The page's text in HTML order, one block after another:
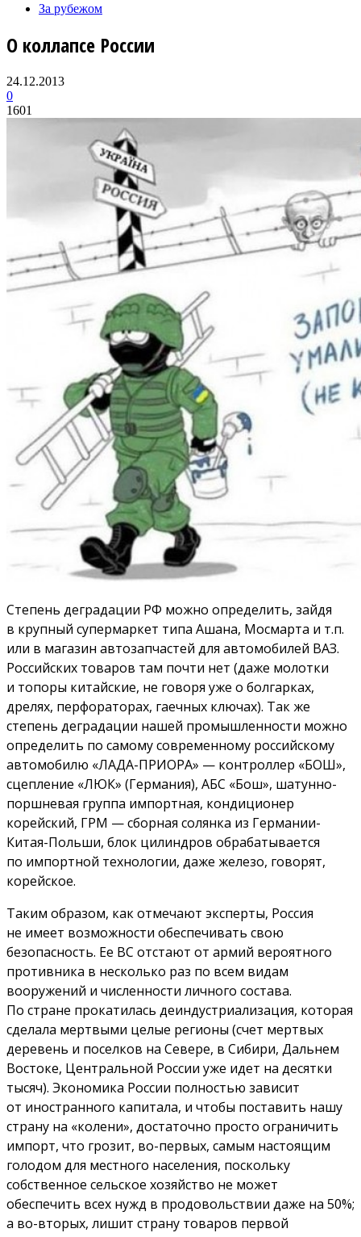
За рубежом
О коллапсе России
24.12.2013
0
1601
Степень деградации РФ можно определить, зайдя
в крупный супермаркет типа Ашана, Мосмарта и т.п.
или в магазин автозапчастей для автомобилей ВАЗ.
Российских товаров там почти нет (даже молотки
и топоры китайские, не говоря уже о болгарках,
дрелях, перфораторах, гаечных ключах). Так же
степень деградации нашей промышленности можно
определить по самому современному российскому
автомобилю «ЛАДА-ПРИОРА» — контроллер «БОШ»,
сцепление «ЛЮК» (Германия), АБС «Бош», шатунно-
поршневая группа импортная, кондиционер
корейский, ГРМ — сборная солянка из Германии-
Китая-Польши, блок цилиндров обрабатывается
по импортной технологии, даже железо, говорят,
корейское.
Таким образом, как отмечают эксперты, Россия
не имеет возможности обеспечивать свою
безопасность. Ее ВС отстают от армий вероятного
противника в несколько раз по всем видам
вооружений и численности личного состава.
По стране прокатилась деиндустриализация, которая
сделала мертвыми целые регионы (счет мертвых
деревень и поселков на Севере, в Сибири, Дальнем
Востоке, Центральной России уже идет на десятки
тысяч). Экономика России полностью зависит
от иностранного капитала, и чтобы поставить нашу
страну на «колени», достаточно просто ограничить
импорт, что грозит, во-первых, самым настоящим
голодом для местного населения, поскольку
собственное сельское хозяйство не может
обеспечить всех нужд в продовольствии даже на 50%;
а во-вторых, лишит страну товаров первой